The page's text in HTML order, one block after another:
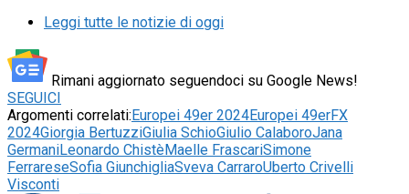
Leggi tutte le notizie di oggi
Rimani aggiornato seguendoci su Google News!
SEGUICI
Argomenti correlati:Europei 49er 2024Europei 49erFX
2024Giorgia BertuzziGiulia SchioGiulio CalaboroJana
GermaniLeonardo ChistèMaelle FrascariSimone
FerrareseSofia GiunchigliaSveva CarraroUberto Crivelli
Visconti